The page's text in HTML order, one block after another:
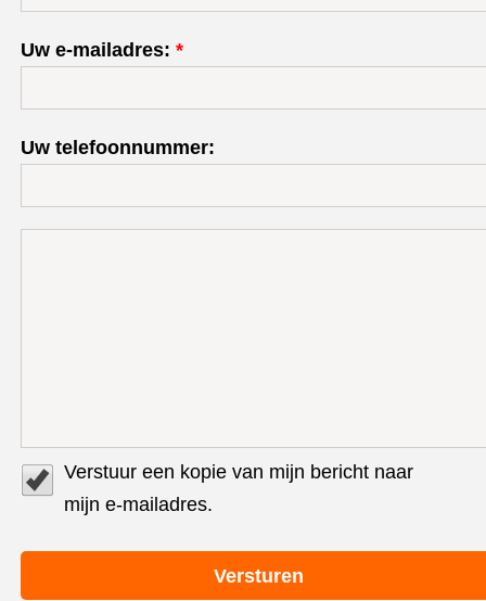
Uw e-mailadres: *
Uw telefoonnummer:
Verstuur een kopie van mijn bericht naar
mijn e-mailadres.